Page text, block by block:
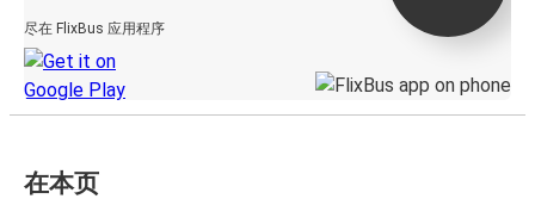
尽在 FlixBus 应用程序
在本页